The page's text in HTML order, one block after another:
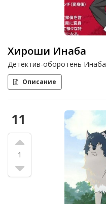
Хироши Инаба
Детектив-оборотень Инаба
Описание
11
1